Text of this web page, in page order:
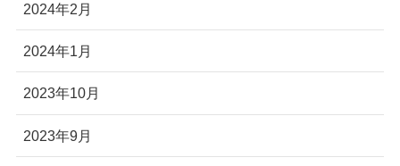
2024年2月
2024年1月
2023年10月
2023年9月